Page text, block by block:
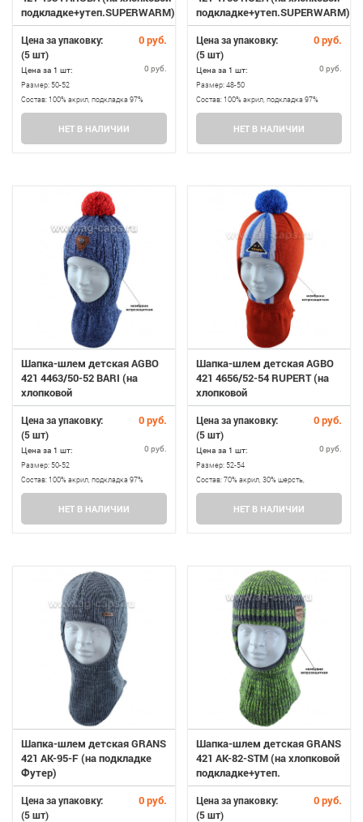
подкладке+утеп.SUPERWARM)
Цена за упаковку: 0 руб.
(5 шт)
Цена за 1 шт: 0 руб.
Размер:50-52
Состав:100% акрил, подкладка 97%
хлопок, 3% эластан, утеплитель
SUPERWARMНЕТ В НАЛИЧИИ
подкладке+утеп.SUPERWARM)
Цена за упаковку: 0 руб.
(5 шт)
Цена за 1 шт: 0 руб.
Размер:48-50
Состав:100% акрил, подкладка 97%
хлопок, 3% эластан, утеплитель
SUPERWARMНЕТ В НАЛИЧИИ
Шапка-шлем детская AGBO
421 4463/50-52 BARI (на
хлопковой
подкладке+утеп.SUPERWARM)
Цена за упаковку: 0 руб.
(5 шт)
Цена за 1 шт: 0 руб.
Размер:50-52
Состав:100% акрил, подкладка 97%
хлопок, 3% эластан, утеплитель
SUPERWARMНЕТ В НАЛИЧИИ
Шапка-шлем детская AGBO
421 4656/52-54 RUPERT (на
хлопковой
подкладке+утеп.SUPERWARM)
Цена за упаковку: 0 руб.
(5 шт)
Цена за 1 шт: 0 руб.
Размер:52-54
Состав:70% акрил, 30% шерсть,
подкладка 97% хлопок, 3% эластан,
утеплитель SUPERWARM
НЕТ В НАЛИЧИИ
Шапка-шлем детская GRANS
421 AK-95-F (на подкладке
Футер)
Цена за упаковку: 0 руб.
(5 шт)
Шапка-шлем детская GRANS
421 AK-82-STM (на хлопковой
подкладке+утеп.
SOFTITERM+мембрана)
Цена за упаковку: 0 руб.
(5 шт)